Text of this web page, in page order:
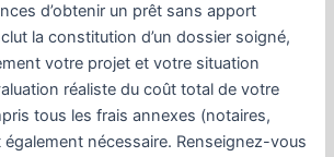
d’obtenir un prêt sans apport
la constitution d’un dossier soigné,
votre projet et votre situation
réaliste du coût total de votre
tous les frais annexes (notaires,
nécessaire. Renseignez-vous